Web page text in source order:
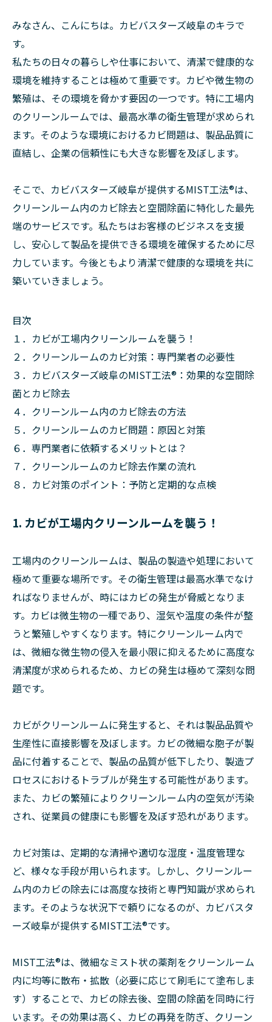
みなさん、こんにちは。カビバスターズ岐阜のキラで
す。
私たちの日々の暮らしや仕事において、清潔で健康的な
環境を維持することは極めて重要です。カビや微生物の
繁殖は、その環境を脅かす要因の一つです。特に工場内
のクリーンルームでは、最高水準の衛生管理が求められ
ます。そのような環境におけるカビ問題は、製品品質に
直結し、企業の信頼性にも大きな影響を及ぼします。
そこで、カビバスターズ岐阜が提供するMIST工法®は、
クリーンルーム内のカビ除去と空間除菌に特化した最先
端のサービスです。私たちはお客様のビジネスを支援
し、安心して製品を提供できる環境を確保するために尽
力しています。今後ともより清潔で健康的な環境を共に
築いていきましょう。
目次
１．カビが工場内クリーンルームを襲う！
２．クリーンルームのカビ対策：専門業者の必要性
３．カビバスターズ岐阜のMIST工法®：効果的な空間除
菌とカビ除去
４．クリーンルーム内のカビ除去の方法
５．クリーンルームのカビ問題：原因と対策
６．専門業者に依頼するメリットとは？
７．クリーンルームのカビ除去作業の流れ
８．カビ対策のポイント：予防と定期的な点検
1. カビが工場内クリーンルームを襲う！
工場内のクリーンルームは、製品の製造や処理において
極めて重要な場所です。その衛生管理は最高水準でなけ
ればなりませんが、時にはカビの発生が脅威となりま
す。カビは微生物の一種であり、湿気や温度の条件が整
うと繁殖しやすくなります。特にクリーンルーム内で
は、微細な微生物の侵入を最小限に抑えるために高度な
清潔度が求められるため、カビの発生は極めて深刻な問
題です。
カビがクリーンルームに発生すると、それは製品品質や
生産性に直接影響を及ぼします。カビの微細な胞子が製
品に付着することで、製品の品質が低下したり、製造プ
ロセスにおけるトラブルが発生する可能性があります。
また、カビの繁殖によりクリーンルーム内の空気が汚染
され、従業員の健康にも影響を及ぼす恐れがあります。
カビ対策は、定期的な清掃や適切な湿度・温度管理な
ど、様々な手段が用いられます。しかし、クリーンルー
ム内のカビの除去には高度な技術と専門知識が求められ
ます。そのような状況下で頼りになるのが、カビバスタ
ーズ岐阜が提供するMIST工法®です。
MIST工法®は、微細なミスト状の薬剤をクリーンルーム
内に均等に散布・拡散（必要に応じて刷毛にて塗布しま
す）することで、カビの除去後、空間の除菌を同時に行
います。その効果は高く、カビの再発を防ぎ、クリーン